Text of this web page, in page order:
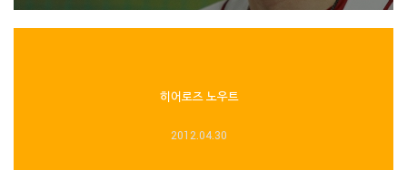
히어로즈 노우트
2012.04.30